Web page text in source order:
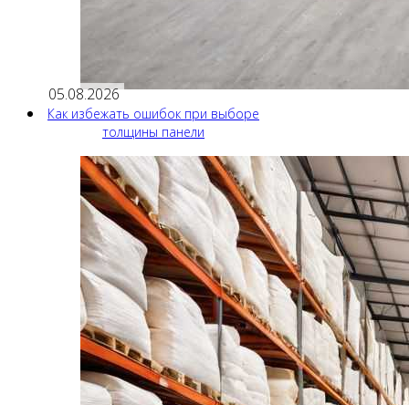
05.08.2026
Как избежать ошибок при выборе
толщины панели